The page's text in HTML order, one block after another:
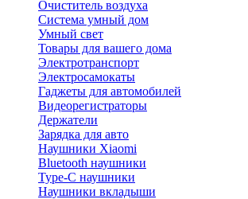
Очиститель воздуха
Система умный дом
Умный свет
Товары для вашего дома
Электротранспорт
Электросамокаты
Гаджеты для автомобилей
Видеорегистраторы
Держатели
Зарядка для авто
Наушники Xiaomi
Bluetooth наушники
Type-C наушники
Наушники вкладыши